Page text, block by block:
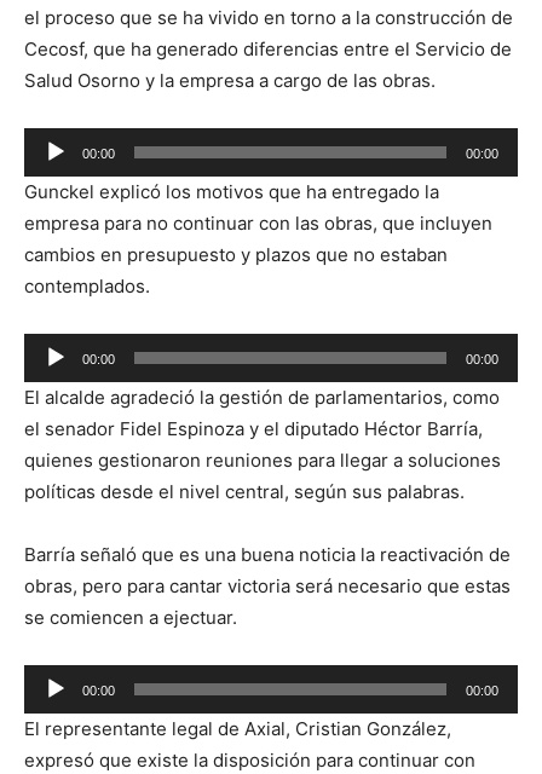
el proceso que se ha vivido en torno a la construcción de
Cecosf, que ha generado diferencias entre el Servicio de
Salud Osorno y la empresa a cargo de las obras.
Reproductor
de
audio
00:00 00:00
Gunckel explicó los motivos que ha entregado la
empresa para no continuar con las obras, que incluyen
cambios en presupuesto y plazos que no estaban
contemplados.
Reproductor
de
audio
00:00 00:00
El alcalde agradeció la gestión de parlamentarios, como
el senador Fidel Espinoza y el diputado Héctor Barría,
quienes gestionaron reuniones para llegar a soluciones
políticas desde el nivel central, según sus palabras.
Barría señaló que es una buena noticia la reactivación de
obras, pero para cantar victoria será necesario que estas
se comiencen a ejectuar.
Reproductor
de
audio
00:00 00:00
El representante legal de Axial, Cristian González,
expresó que existe la disposición para continuar con